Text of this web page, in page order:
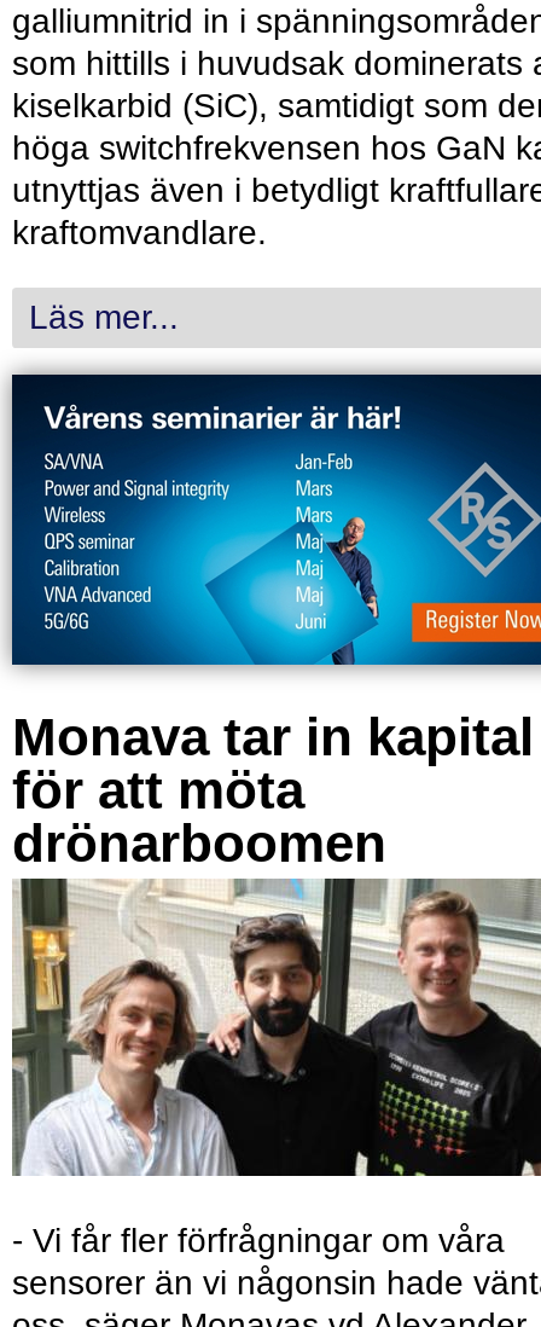
galliumnitrid in i
som hittills i huvudsak dominerats
kiselkarbid (SiC), samtidigt som
höga switchfrekvensen hos GaN
utnyttjas även i betydligt
kraftomvandlare.
Läs mer...
Monava tar in kapital
för att möta
drönarboomen
- Vi får fler förfrågningar om våra
sensorer än vi någonsin hade